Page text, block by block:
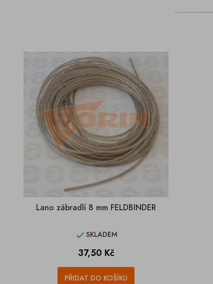
Lano zábradlí 8 mm FELDBINDER
SKLADEM
Cena
37,50 Kč
PŘIDAT DO KOŠÍKU